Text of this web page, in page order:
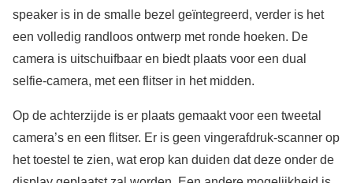
speaker is in de smalle bezel geïntegreerd, verder is het
een volledig randloos ontwerp met ronde hoeken. De
camera is uitschuifbaar en biedt plaats voor een dual
selfie-camera, met een flitser in het midden.
Op de achterzijde is er plaats gemaakt voor een tweetal
camera’s en een flitser. Er is geen vingerafdruk-scanner op
het toestel te zien, wat erop kan duiden dat deze onder de